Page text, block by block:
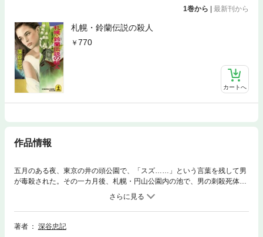
1巻から | 最新刊から
札幌・鈴蘭伝説の殺人
770
カートへ
作品情報
五月のある夜、東京の井の頭公園で、「スズ……」という言葉を残して男
が毒殺された。その一カ月後、札幌・円山公園内の池で、男の刺殺死体が
発見された。なぜか、その死体にはスズランの花が添えられてあった。警
視庁捜査一課の勝（かつ）は、二つの殺人に関連があるとにらみ、北海道
へ飛ぶ。連続殺人の背後に隠された恐怖の事実とは！？ 〃花伝説シリー
ズ〃第一弾！
著者
深谷忠記